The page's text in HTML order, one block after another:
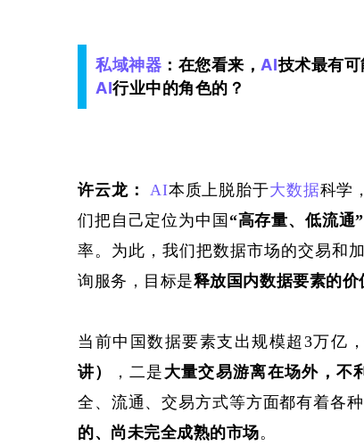
私域神器 ：在您看来， AI技术最有
AI行业中的角色的？
许云龙： AI本质上脱胎于大数据科学，
们把自己定位为中国 “高存量、低流通
率。为此，我们把数据市场的交易和
询服务 ，目标是释放国内数据要素的价
当前中国数据要素支出规模超 3万亿
讲） ，二是 大量交易游离在场外，不
全、流通、交易方式等方面都有着各
的、尚未完全成熟的市场。